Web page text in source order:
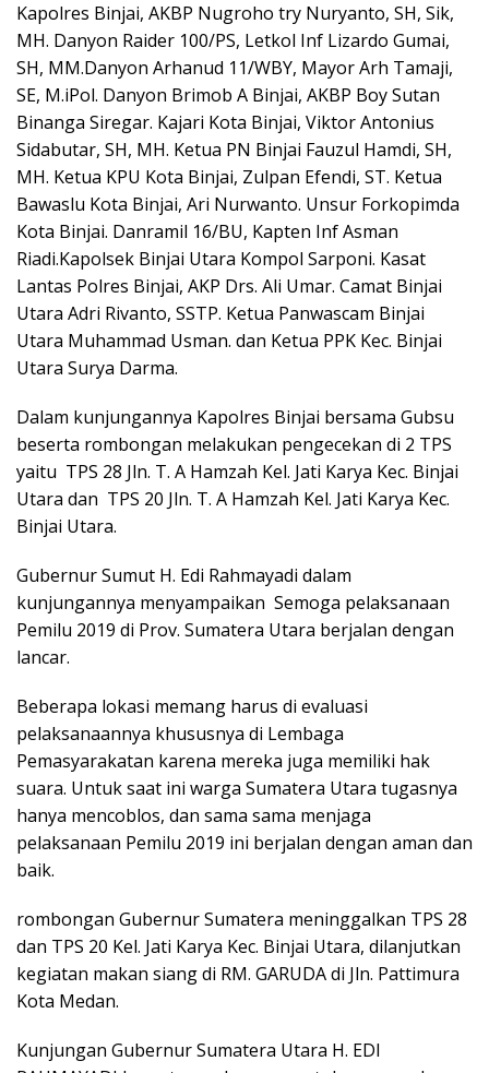
Kapolres Binjai, AKBP Nugroho try Nuryanto, SH, Sik,
MH. Danyon Raider 100/PS, Letkol Inf Lizardo Gumai,
SH, MM.Danyon Arhanud 11/WBY, Mayor Arh Tamaji,
SE, M.iPol. Danyon Brimob A Binjai, AKBP Boy Sutan
Binanga Siregar. Kajari Kota Binjai, Viktor Antonius
Sidabutar, SH, MH. Ketua PN Binjai Fauzul Hamdi, SH,
MH. Ketua KPU Kota Binjai, Zulpan Efendi, ST. Ketua
Bawaslu Kota Binjai, Ari Nurwanto. Unsur Forkopimda
Kota Binjai. Danramil 16/BU, Kapten Inf Asman
Riadi.Kapolsek Binjai Utara Kompol Sarponi. Kasat
Lantas Polres Binjai, AKP Drs. Ali Umar. Camat Binjai
Utara Adri Rivanto, SSTP. Ketua Panwascam Binjai
Utara Muhammad Usman. dan Ketua PPK Kec. Binjai
Utara Surya Darma.
Dalam kunjungannya Kapolres Binjai bersama Gubsu
beserta rombongan melakukan pengecekan di 2 TPS
yaitu TPS 28 Jln. T. A Hamzah Kel. Jati Karya Kec. Binjai
Utara dan TPS 20 Jln. T. A Hamzah Kel. Jati Karya Kec.
Binjai Utara.
Gubernur Sumut H. Edi Rahmayadi dalam
kunjungannya menyampaikan Semoga pelaksanaan
Pemilu 2019 di Prov. Sumatera Utara berjalan dengan
lancar.
Beberapa lokasi memang harus di evaluasi
pelaksanaannya khususnya di Lembaga
Pemasyarakatan karena mereka juga memiliki hak
suara. Untuk saat ini warga Sumatera Utara tugasnya
hanya mencoblos, dan sama sama menjaga
pelaksanaan Pemilu 2019 ini berjalan dengan aman dan
baik.
rombongan Gubernur Sumatera meninggalkan TPS 28
dan TPS 20 Kel. Jati Karya Kec. Binjai Utara, dilanjutkan
kegiatan makan siang di RM. GARUDA di Jln. Pattimura
Kota Medan.
Kunjungan Gubernur Sumatera Utara H. EDI